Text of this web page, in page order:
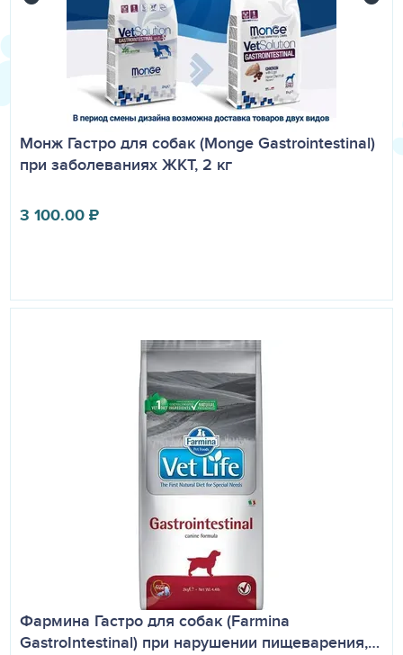
Монж Гастро для собак (Monge Gastrointestinal)
при заболеваниях ЖКТ, 2 кг
3 100.00₽
Фармина Гастро для собак (Farmina
GastroIntestinal) при нарушении пищеварения,…